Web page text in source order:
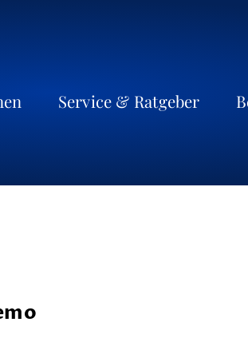
Service & Ratgeber